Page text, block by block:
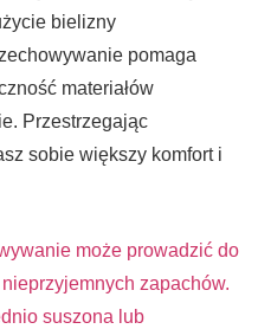
bielizny
pomaga
materiałów
Przestrzegając
sobie większy komfort i
może prowadzić do
zapachów.
suszona lub